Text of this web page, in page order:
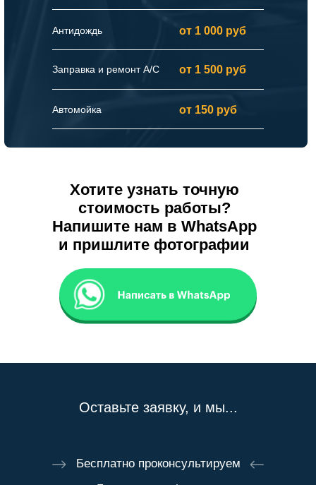
Антидождь от 1 000 руб
Заправка и ремонт А/C от 1 500 руб
Автомойка от 150 руб
Хотите узнать точную
стоимость работы?
Напишите нам в WhatsApp
и пришлите фотографии
Оставьте заявку, и мы...
Бесплатно проконсультируем